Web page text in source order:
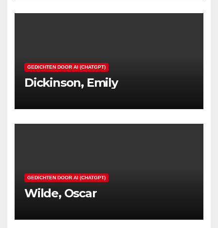
GEDICHTEN DOOR AI (CHATGPT)
Dickinson, Emily
GEDICHTEN DOOR AI (CHATGPT)
Wilde, Oscar